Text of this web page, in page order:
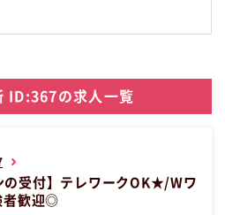
ID:367の求人一覧
の受付】テレワークOK★/Wワ
者歓迎◎